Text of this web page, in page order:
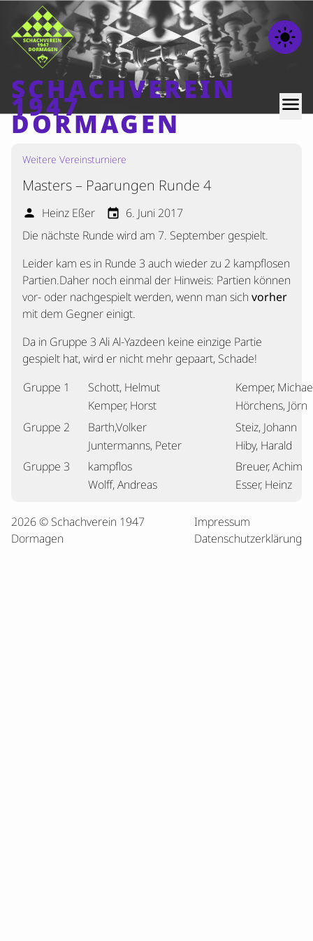
light_mode
SCHACHVEREIN
1947
DORMAGEN
menu
Home
Beiträge
Mannschaften
Ranglisten
Termine
Verschiedenes
Kontakt
Weitere Vereinsturniere
Masters – Paarungen Runde 4
person Heinz Eßer event 6. Juni 2017
Die nächste Runde wird am 7. September gespielt.
Leider kam es in Runde 3 auch wieder zu 2 kampflosen
Partien.Daher noch einmal der Hinweis: Partien können
vor- oder nachgespielt werden, wenn man sich vorher
mit dem Gegner einigt.
Da in Gruppe 3 Ali Al-Yazdeen keine einzige Partie
gespielt hat, wird er nicht mehr gepaart, Schade!
Gruppe 1
Schott, Helmut
Kemper,
Kemper, Horst
Hörchens, Jörn
Gruppe 2
Barth,Volker
Steiz, Johann
Juntermanns, Peter
Hiby, Harald
Gruppe 3
kampflos
Breuer, Achim
Wolff, Andreas
Esser, Heinz
2026 © Schachverein 1947
Dormagen
Impressum
Datenschutzerklärung